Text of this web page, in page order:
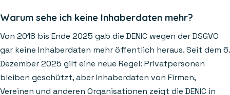
Warum sehe ich keine Inhaberdaten mehr?
Von 2018 bis Ende 2025 gab die DENIC wegen der DSGVO
gar keine Inhaberdaten mehr öffentlich heraus. Seit dem 6.
Dezember 2025 gilt eine neue Regel: Privatpersonen
bleiben geschützt, aber Inhaberdaten von Firmen,
Vereinen und anderen Organisationen zeigt die DENIC in